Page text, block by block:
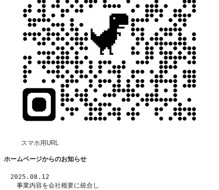
スマホ用URL
ホームページからのお知らせ
2025.08.12
事業内容を会社概要に統合し